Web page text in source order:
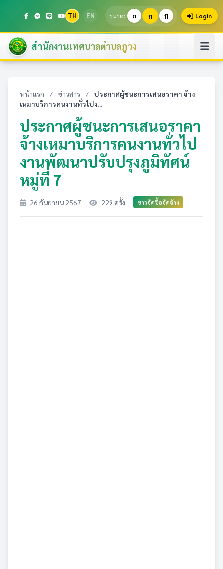
TH EN ขนาด: ก ก ก Login
สำนักงานเทศบาลตำบลภูวง
หน้าแรก / ข่าวสาร /
ประกาศผู้ชนะการเสนอราคา จ้าง
เหมาบริการคนงานทั่วไปง...
ประกาศผู้ชนะการเสนอราคา
จ้างเหมาบริการคนงานทั่วไป
งานพัฒนาปรับปรุงภูมิทัศน์
หมู่ที่ 7
26 กันยายน 2567 229 ครั้ง ข่าวจัดซื้อจัดจ้าง